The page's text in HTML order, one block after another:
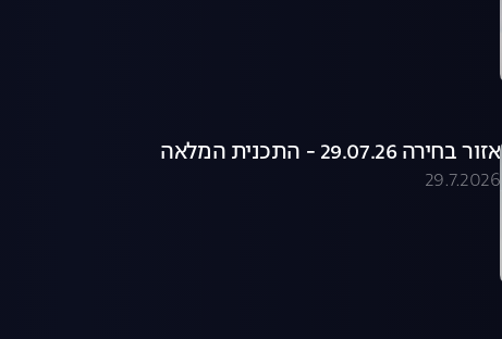
אזור בחירה 29.07.26 - התכנית המלאה
29.7.2026